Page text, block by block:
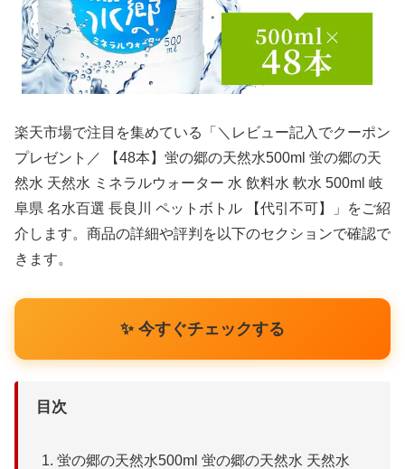
楽天市場で注目を集めている「＼レビュー記入でクーポン
プレゼント／ 【48本】蛍の郷の天然水500ml 蛍の郷の天
然水 天然水 ミネラルウォーター 水 飲料水 軟水 500ml 岐
阜県 名水百選 長良川 ペットボトル 【代引不可】」をご紹
介します。商品の詳細や評判を以下のセクションで確認で
きます。
✨ 今すぐチェックする
目次
蛍の郷の天然水500ml 蛍の郷の天然水 天然水